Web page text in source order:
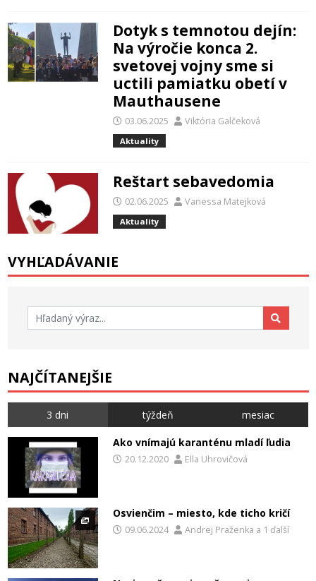
Dotyk s temnotou dejín:
Na výročie konca 2.
svetovej vojny sme si
uctili pamiatku obetí v
Mauthausene
03.06.2025 Viktória Galčeková
Aktuality
Reštart sebavedomia
02.06.2025 Vanessa Matejková
Aktuality
VYHĽADÁVANIE
Hľadať:
NAJČÍTANEJŠIE
3 dni týždeň mesiac
Ako vnímajú karanténu mladí ľudia
20.12.2020 Ella Uhrovičová
Osvienčim – miesto, kde ticho kričí
09.06.2024 Andrej Praženka a 1 ďalší